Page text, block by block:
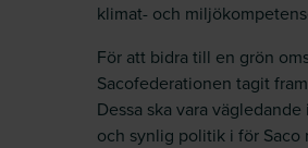
klimat- och
För att bidra till en grön
Sacofederationen tagit
Dessa ska vara
och synlig politik i för Saco